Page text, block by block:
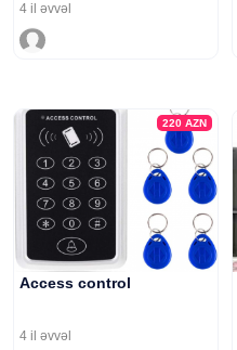
4 il əvvəl
220 AZN
Access control
4 il əvvəl